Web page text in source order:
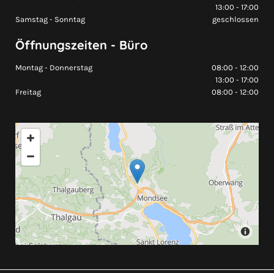
13:00 - 17:00
Samstag - Sonntag
geschlossen
Öffnungszeiten - Büro
Montag - Donnerstag
08:00 - 12:00
13:00 - 17:00
Freitag
08:00 - 12:00